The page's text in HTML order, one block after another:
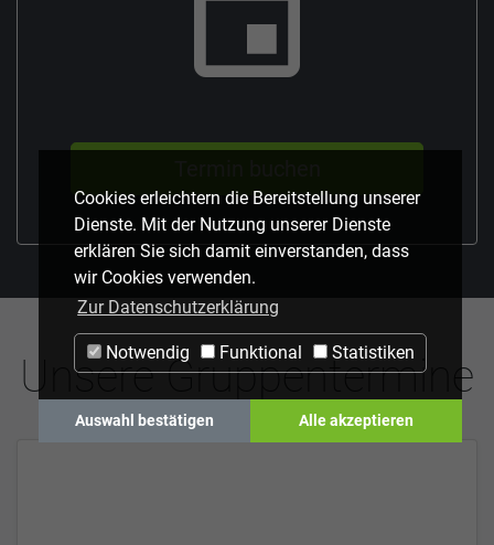
Cookies erleichtern die Bereitstellung unserer
Dienste. Mit der Nutzung unserer Dienste
erklären Sie sich damit einverstanden, dass
wir Cookies verwenden.
Zur Datenschutzerklärung
Notwendig Funktional Statistiken
Auswahl bestätigen Alle akzeptieren
Unsere Gruppentermine